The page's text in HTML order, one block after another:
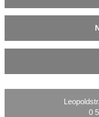
0